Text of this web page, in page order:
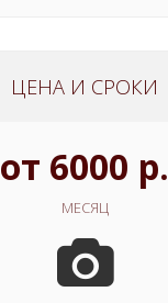
ЦЕНА И СРОКИ
от 6000 р.
МЕСЯЦ